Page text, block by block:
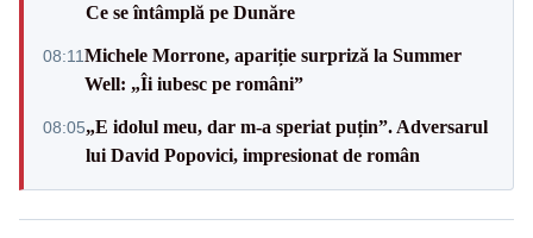
Ce se întâmplă pe Dunăre
08:11Michele Morrone, apariție surpriză la Summer
Well: „Îi iubesc pe români”
08:05„E idolul meu, dar m-a speriat puțin”. Adversarul
lui David Popovici, impresionat de român